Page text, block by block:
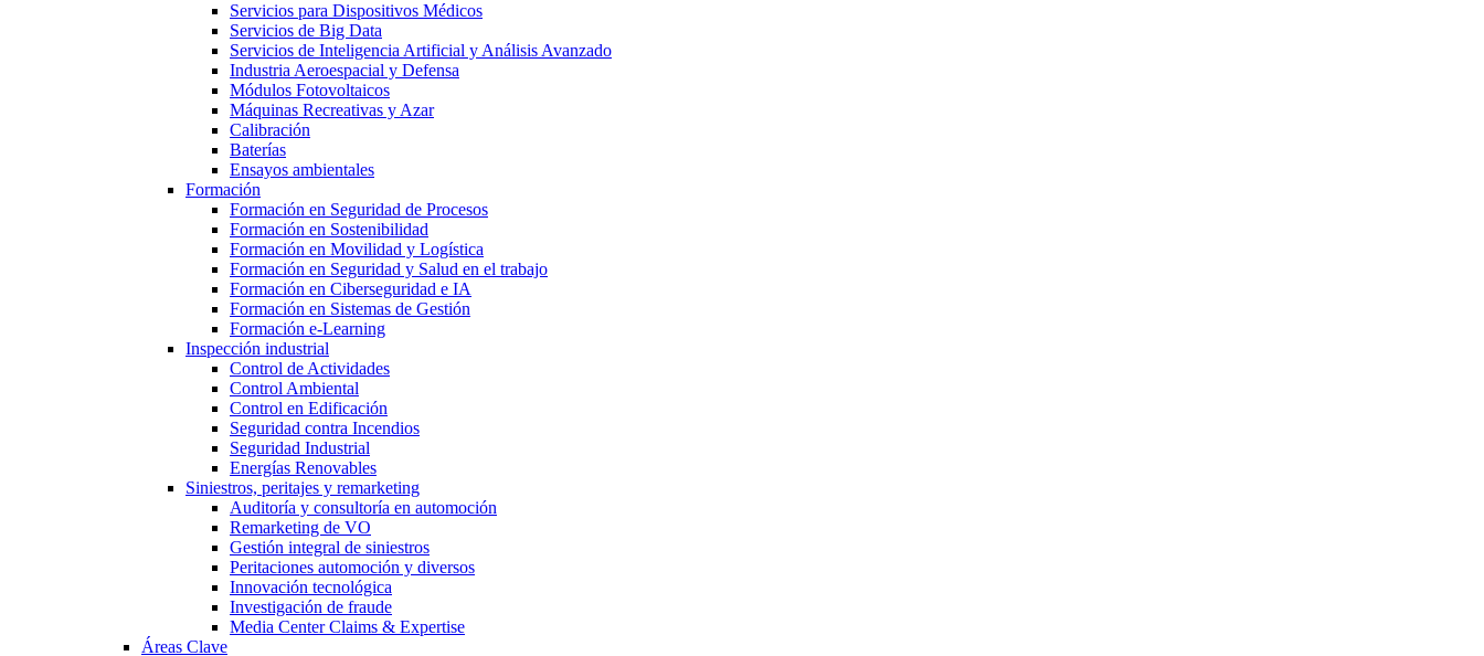
Servicios para Dispositivos Médicos
Servicios de Big Data
Servicios de Inteligencia Artificial y Análisis Avanzado
Industria Aeroespacial y Defensa
Módulos Fotovoltaicos
Máquinas Recreativas y Azar
Calibración
Baterías
Ensayos ambientales
Formación
Formación en Seguridad de Procesos
Formación en Sostenibilidad
Formación en Movilidad y Logística
Formación en Seguridad y Salud en el trabajo
Formación en Ciberseguridad e IA
Formación en Sistemas de Gestión
Formación e-Learning
Inspección industrial
Control de Actividades
Control Ambiental
Control en Edificación
Seguridad contra Incendios
Seguridad Industrial
Energías Renovables
Siniestros, peritajes y remarketing
Auditoría y consultoría en automoción
Remarketing de VO
Gestión integral de siniestros
Peritaciones automoción y diversos
Innovación tecnológica
Investigación de fraude
Media Center Claims & Expertise
Áreas Clave